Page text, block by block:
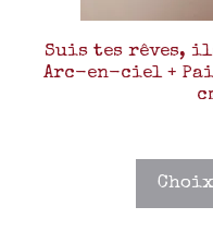
Suis tes rêves,
Arc-en-ciel +